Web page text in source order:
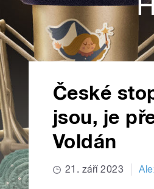
České
jsou, je
Voldán
21. září 2023